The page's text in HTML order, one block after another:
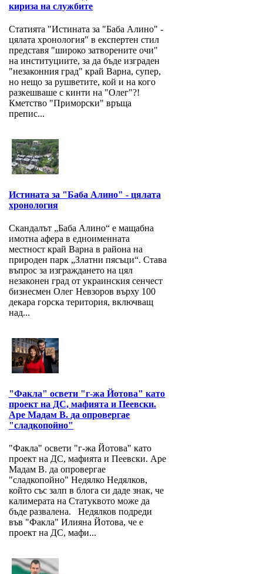
кириза на службите
Статията "Истината за "Баба Алино" -
цялата хронология" в експертен стил
представя "широко затворените очи"
на институциите, за да бъде изграден
"незаконния град" край Варна, супер,
но нещо за рушветите, кой и на кого
разкешваше с кинти на "Олег"?!
Кметство "Приморски" връща
препис...
Истината за "Баба Алино" - цялата
хронология
Скандалът „Баба Алино“ е мащабна
имотна афера в едноименната
местност край Варна в района на
природен парк „Златни пясъци“. Става
въпрос за изграждането на цял
незаконен град от украинския сенчест
бизнесмен Олег Невзоров върху 100
декара горска територия, включващ
над...
"Факла" освети "г-жа Йотова" като
проект на ДС, мафията и Пеевски.
Аре Мадам В. да опровергае
"сладкопойно"
"Факла" освети "г-жа Йотова" като
проект на ДС, мафията и Пеевски. Аре
Мадам В. да опровергае
"сладкопойно" Недялко Недялков,
който със залп в блога си даде знак, че
калимерата на Статуквото може да
бъде развалена. Недялков подреди
във "Факла" Илияна Йотова, че е
проект на ДС, мафи...